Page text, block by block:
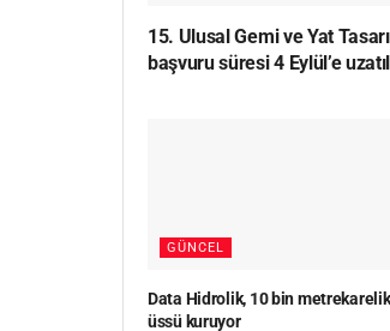
15. Ulusal Gemi ve Yat
başvuru süresi 4 Eylül’e
GÜNCEL
Data Hidrolik, 10 bin
üssü kuruyor